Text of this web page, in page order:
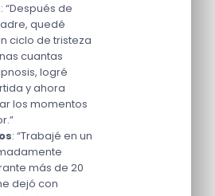
: “Después de
quedé
ciclo de tristeza
cuantas
logré
y ahora
los momentos
: “Trabajé en un
más de 20
dejó con